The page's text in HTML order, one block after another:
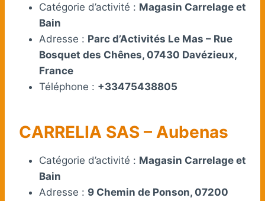
Catégorie d’activité : Magasin Carrelage et
Bain
Adresse : Parc d’Activités Le Mas – Rue
Bosquet des Chênes, 07430 Davézieux,
France
Téléphone : +33475438805
CARRELIA SAS – Aubenas
Catégorie d’activité : Magasin Carrelage et
Bain
Adresse : 9 Chemin de Ponson, 07200